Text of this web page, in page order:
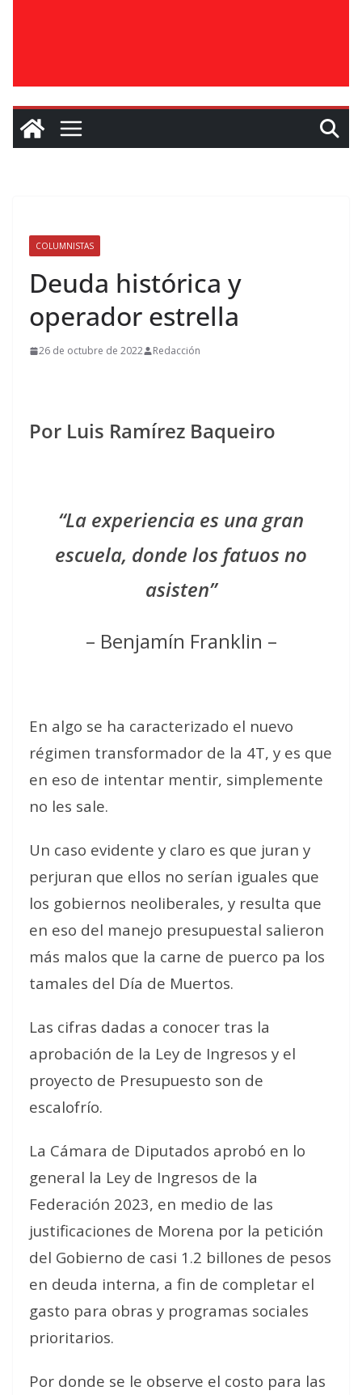
COLUMNISTAS
Deuda histórica y
operador estrella
26 de octubre de 2022 Redacción
Por Luis Ramírez Baqueiro
“La experiencia es una gran
escuela, donde los fatuos no
asisten”
– Benjamín Franklin –
En algo se ha caracterizado el nuevo
régimen transformador de la 4T, y es que
en eso de intentar mentir, simplemente
no les sale.
Un caso evidente y claro es que juran y
perjuran que ellos no serían iguales que
los gobiernos neoliberales, y resulta que
en eso del manejo presupuestal salieron
más malos que la carne de puerco pa los
tamales del Día de Muertos.
Las cifras dadas a conocer tras la
aprobación de la Ley de Ingresos y el
proyecto de Presupuesto son de
escalofrío.
La Cámara de Diputados aprobó en lo
general la Ley de Ingresos de la
Federación 2023, en medio de las
justificaciones de Morena por la petición
del Gobierno de casi 1.2 billones de pesos
en deuda interna, a fin de completar el
gasto para obras y programas sociales
prioritarios.
Por donde se le observe el costo para las